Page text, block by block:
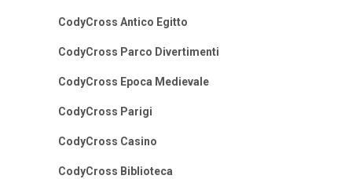
CodyCross Antico Egitto
CodyCross Parco Divertimenti
CodyCross Epoca Medievale
CodyCross Parigi
CodyCross Casino
CodyCross Biblioteca